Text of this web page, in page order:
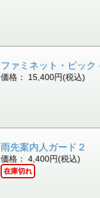
ファミネット・ピック
価格： 15,400円(税込)
雨先案内人ガード２
価格： 4,400円(税込)
在庫切れ